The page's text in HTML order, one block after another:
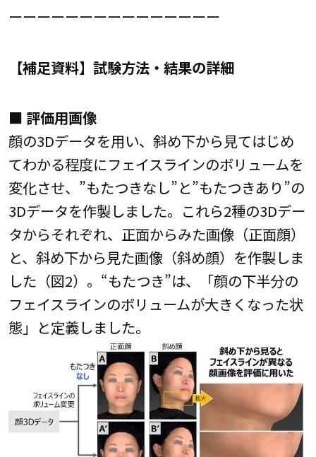
ーーーーーーーーーーーーーーー
【補足資料】試験方法・結果の詳細
■ 評価用画像
顔の3Dデータを用い、斜め下から見てはじめ
てわかる程度にフェイスラインのボリュームを
変化させ、”もたつきなし”と”もたつきあり”の
3Dデータを作製しました。これら2種の3Dデー
タからそれぞれ、正面からみた画像（正面顔）
と、斜め下から見た画像（斜め顔）を作製しま
した（図2）。“もたつき”は、「顔の下半分の
フェイスラインのボリュームが大きくなった状
態」と定義しました。